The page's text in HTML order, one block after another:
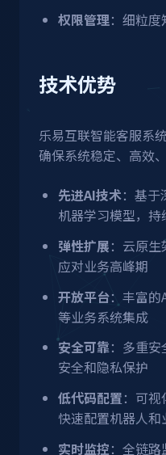
权限管理：细粒
技术优势
乐易互联智能客服系
确保系统稳定、高效、
先进AI技术：基
机器学习模型，
弹性扩展：云原生
应对业务高峰期
开放平台：丰富的
等业务系统集成
安全可靠：多重
安全和隐私保护
低代码配置：可
快速配置机器人和
实时监控：全链